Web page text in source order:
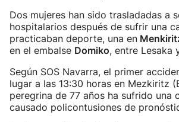
Dos mujeres han sido trasladadas a
hospitalarios después de sufrir una
practicaban deporte, una en
en el embalse Domiko, entre Lesaka
Según SOS Navarra, el primer
lugar a las 13:30 horas en Mezkiritz
peregrina de 77 años ha sufrido una
causado policontusiones de